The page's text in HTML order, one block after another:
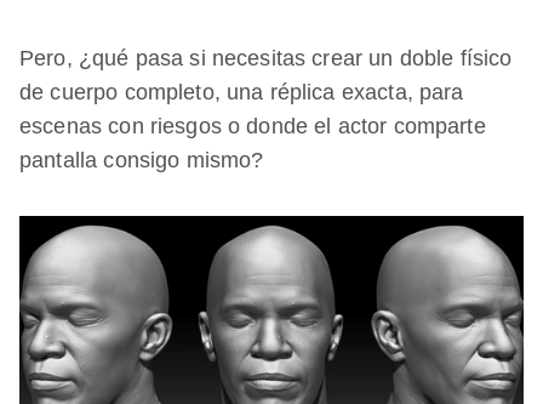
Pero, ¿qué pasa si necesitas crear un doble físico
de cuerpo completo, una réplica exacta, para
escenas con riesgos o donde el actor comparte
pantalla consigo mismo?